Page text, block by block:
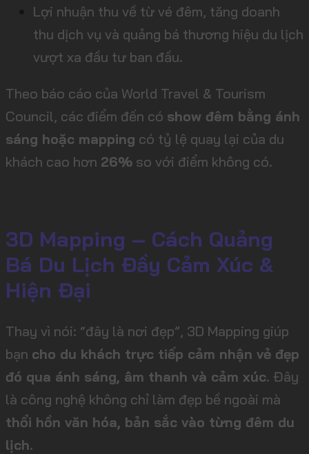
Lợi nhuận thu về từ vé đêm, tăng doanh
thu dịch vụ và quảng bá thương hiệu du lịch
vượt xa đầu tư ban đầu.
Theo báo cáo của World Travel & Tourism
Council, các điểm đến có show đêm bằng ánh
sáng hoặc mapping có tỷ lệ quay lại của du
khách cao hơn 26% so với điểm không có.
3D Mapping – Cách Quảng
Bá Du Lịch Đầy Cảm Xúc &
Hiện Đại
Thay vì nói: “đây là nơi đẹp”, 3D Mapping giúp
bạn cho du khách trực tiếp cảm nhận vẻ đẹp
đó qua ánh sáng, âm thanh và cảm xúc. Đây
là công nghệ không chỉ làm đẹp bề ngoài mà
thổi hồn văn hóa, bản sắc vào từng đêm du
lịch.